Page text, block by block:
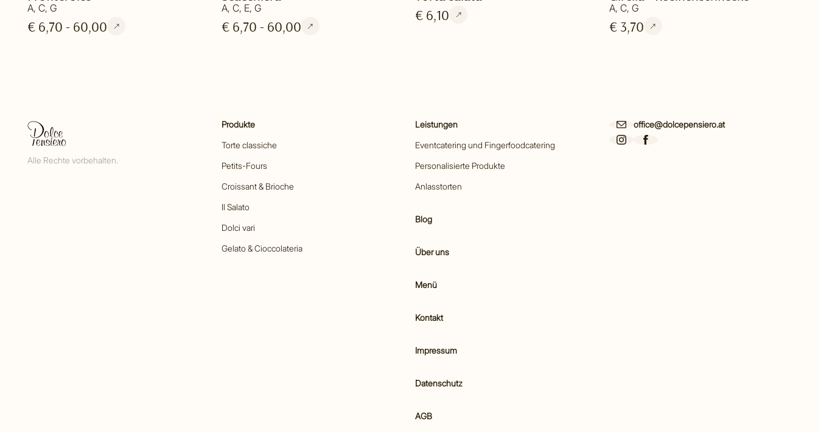
A, C, G
€ 6,70 - 60,00
A, C, E, G
€ 6,70 - 60,00
€ 6,10
A, C, G
€ 3,70
Alle Rechte vorbehalten.
Produkte
Torte classiche
Petits-Fours
Croissant & Brioche
Il Salato
Dolci vari
Gelato & Cioccolateria
Leistungen
Eventcatering und Fingerfoodcatering
Personalisierte Produkte
Anlasstorten
Blog
Über uns
Menü
Kontakt
Impressum
Datenschutz
AGB
office@dolcepensiero.at